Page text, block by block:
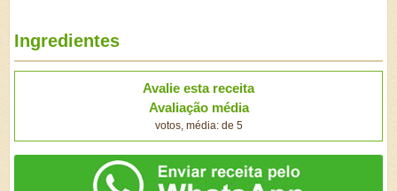
Ingredientes
Avalie esta receita
Avaliação média
votos, média: de 5